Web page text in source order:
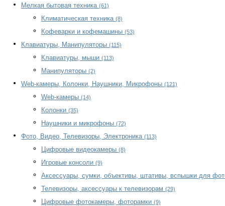
Мелкая бытовая техника (61)
Климатическая техника (8)
Кофеварки и кофемашины (53)
Клавиатуры, Манипуляторы (115)
Клавиатуры, мыши (113)
Манипуляторы (2)
Web-камеры, Колонки, Наушники, Микрофоны (121)
Web-камеры (14)
Колонки (35)
Наушники и микрофоны (72)
Фото, Видео, Телевизоры, Электроника (113)
Цифровые видеокамеры (8)
Игровые консоли (9)
Аксессуары, сумки, объективы, штативы, вспышки для
Телевизоры, аксессуары к телевизорам (29)
Цифровые фотокамеры, фоторамки (9)